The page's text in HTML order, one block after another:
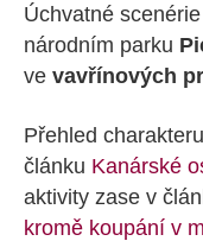
Úchvatné
národním parku
ve vavřínových
Přehled
článku Kanárské
aktivity zase v
kromě koupání v